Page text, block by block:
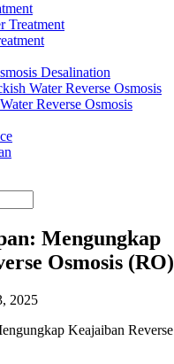
Treatment
Desalination
Water Reverse Osmosis
Reverse Osmosis
Mengungkap
Osmosis (RO)
2025